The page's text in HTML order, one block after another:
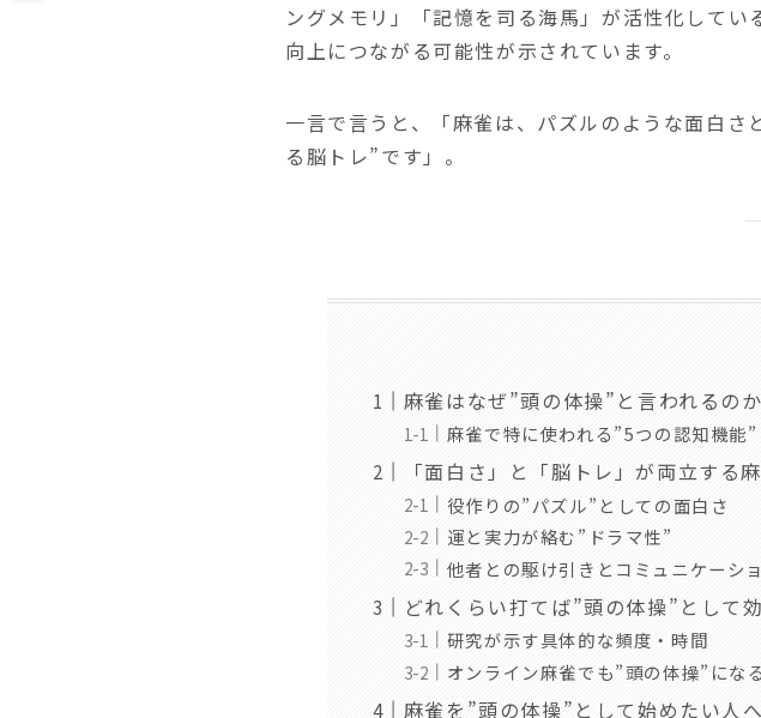
ングメモリ」「記憶を司る海馬」が活性化して
向上につながる可能性が示されています。
一言で言うと、「麻雀は、パズルのような面白
る脳トレ”です」。
麻雀はなぜ”頭の体操”と言われるの
麻雀で特に使われる”5つの認知機能”
「面白さ」と「脳トレ」が両立する
役作りの”パズル”としての面白さ
運と実力が絡む”ドラマ性”
他者との駆け引きとコミュニケーシ
どれくらい打てば”頭の体操”として
研究が示す具体的な頻度・時間
オンライン麻雀でも”頭の体操”にな
麻雀を”頭の体操”として始めたい人